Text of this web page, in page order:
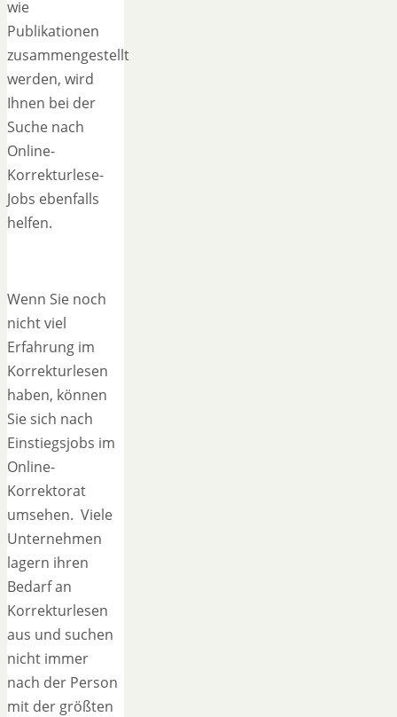
wie
Publikationen
zusammengestellt
werden, wird
Ihnen bei der
Suche nach
Online-
Korrekturlese-
Jobs ebenfalls
helfen.
Wenn Sie noch
nicht viel
Erfahrung im
Korrekturlesen
haben, können
Sie sich nach
Einstiegsjobs im
Online-
Korrektorat
umsehen. Viele
Unternehmen
lagern ihren
Bedarf an
Korrekturlesen
aus und suchen
nicht immer
nach der Person
mit der größten